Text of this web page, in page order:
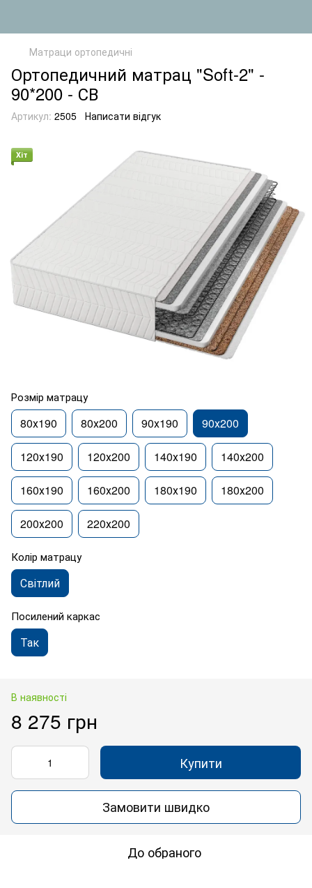
Матраци ортопедичні
Ортопедичний матрац "Soft-2" -
90*200 - СВ
Артикул: 2505 Написати відгук
Хіт
Розмір матрацу
80х190 80х200 90х190 90х200
120х190 120х200 140х190 140х200
160х190 160х200 180х190 180х200
200х200 220х200
Колір матрацу
Світлий
Посилений каркас
Так
В наявності
8 275 грн
Купити
Замовити швидко
До обраного